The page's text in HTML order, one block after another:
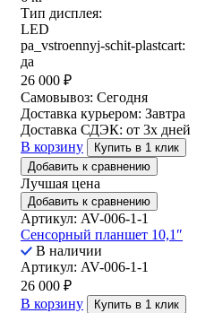
Тип дисплея:
LED
pa_vstroennyj-schit-plastcart:
да
26 000 ₽
Самовывоз: Сегодня
Доставка курьером: Завтра
Доставка СДЭК: от 3х дней
В корзину
Купить в 1 клик
Добавить к сравнению
Лучшая цена
Добавить к сравнению
Артикул: AV-006-1-1
Сенсорный планшет 10,1″
В наличии
Артикул: AV-006-1-1
26 000 ₽
В корзину
Купить в 1 клик